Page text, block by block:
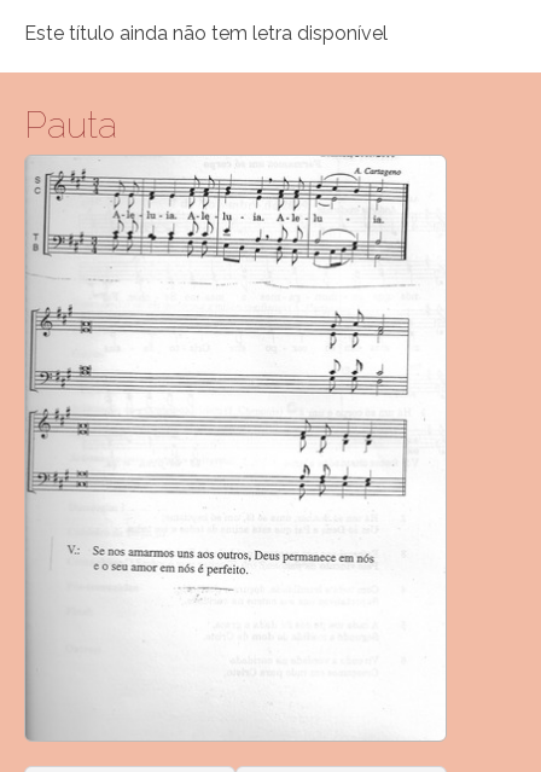
Este título ainda não tem letra disponível
Pauta